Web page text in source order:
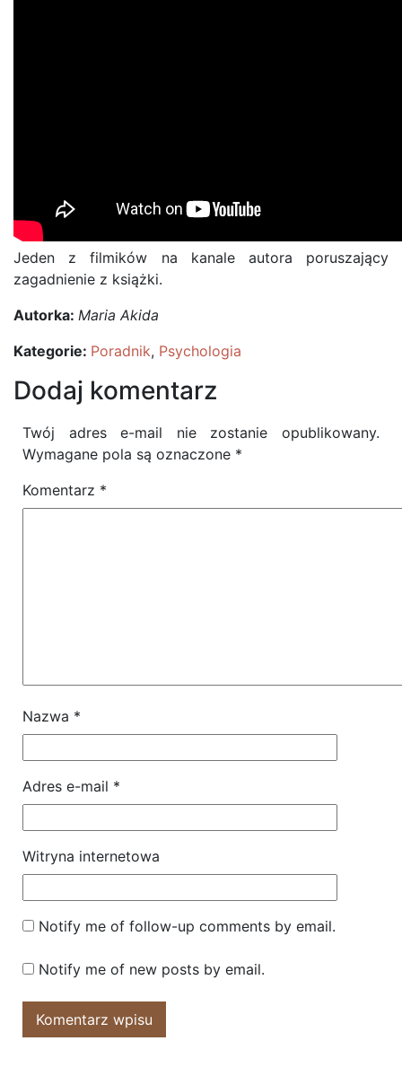
Jeden z filmików na kanale autora poruszający
zagadnienie z książki.
Autorka: Maria Akida
Kategorie: Poradnik, Psychologia
Dodaj komentarz
Twój adres e-mail nie zostanie opublikowany.
Wymagane pola są oznaczone *
Komentarz *
Nazwa *
Adres e-mail *
Witryna internetowa
Notify me of follow-up comments by email.
Notify me of new posts by email.